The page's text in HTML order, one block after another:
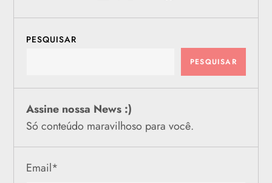
PESQUISAR
PESQUISAR
Assine nossa News :)
Só conteúdo maravilhoso para você.
Email*